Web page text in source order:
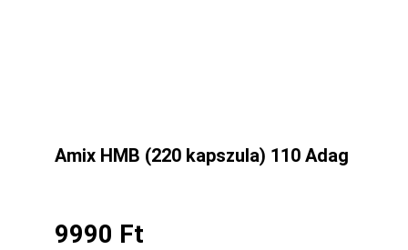
Amix HMB (220 kapszula) 110 Adag
9990 Ft